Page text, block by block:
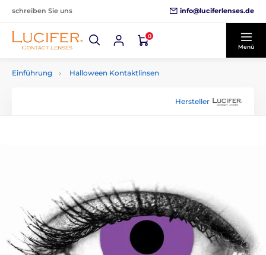
schreiben Sie uns info@luciferlenses.de
0
Menü
Einführung Halloween Kontaktlinsen
Hersteller